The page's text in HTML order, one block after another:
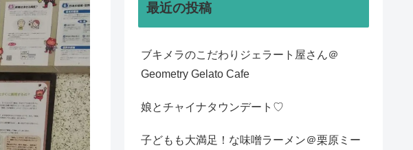
最近の投稿
ブキメラのこだわりジェラート屋さん＠
Geometry Gelato Cafe
娘とチャイナタウンデート♡
子どもも大満足！な味噌ラーメン＠栗原ミー